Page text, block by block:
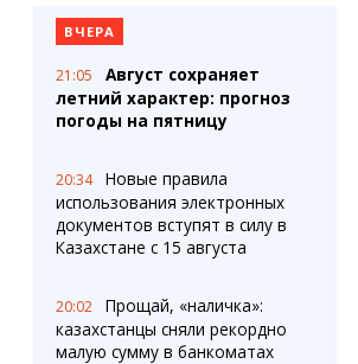
eTV
Рассылка новостей
Персоны
Интервью
Лента блогера
Штрихи
Фотокомиксы
Ешкин гороскоп
ВЧЕРА
21:05
Август сохраняет
летний характер: прогноз
погоды на пятницу
20:34
Новые правила
использования электронных
документов вступят в силу в
Казахстане с 15 августа
20:02
Прощай, «наличка»:
казахстанцы сняли рекордно
малую сумму в банкоматах